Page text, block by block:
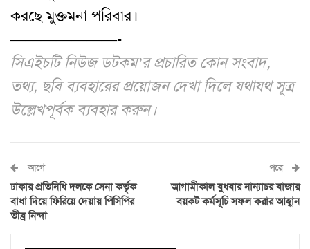
করছে মুক্তমনা পরিবার।
———————-
সিএইচটি নিউজ ডটকম’র প্রচারিত কোন সংবাদ,
তথ্য, ছবি ব্যবহারের প্রয়োজন দেখা দিলে যথাযথ সূত্র
উল্লেখপূর্বক ব্যবহার করুন।
আগে
ঢাকার প্রতিনিধি দলকে সেনা কর্তৃক
বাধা দিয়ে ফিরিয়ে দেয়ায় পিসিপির
তীব্র নিন্দা
পরে
আগামীকাল বুধবার নান্যাচর বাজার
বয়কট কর্মসূচি সফল করার আহ্বান